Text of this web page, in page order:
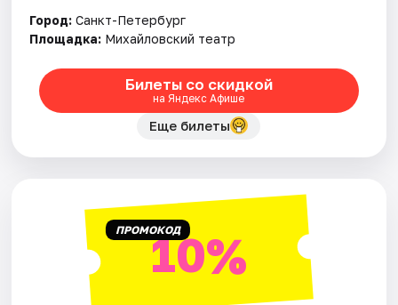
Город: Санкт-Петербург
Площадка: Михайловский театр
Билеты со скидкой
на Яндекс Афише
Еще билеты
ПРОМОКОД10%